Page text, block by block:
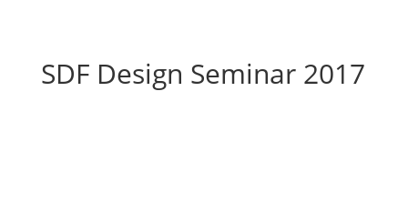
SDF Design Seminar 2017